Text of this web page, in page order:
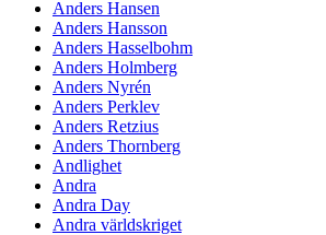
Anders Hansen
Anders Hansson
Anders Hasselbohm
Anders Holmberg
Anders Nyrén
Anders Perklev
Anders Retzius
Anders Thornberg
Andlighet
Andra
Andra Day
Andra världskriget